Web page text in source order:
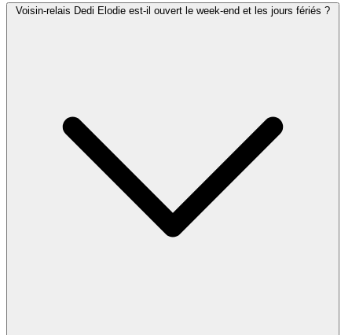
Voisin-relais Dedi Elodie est-il ouvert le week-end et les jours fériés ?